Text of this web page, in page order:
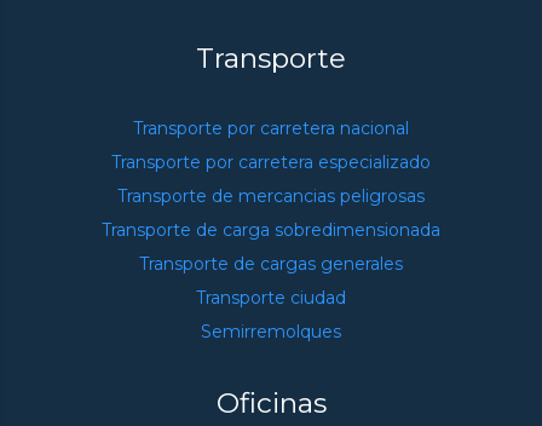
Transporte
Transporte por carretera nacional
Transporte por carretera especializado
Transporte de mercancias peligrosas
Transporte de carga sobredimensionada
Transporte de cargas generales
Transporte ciudad
Semirremolques
Oficinas